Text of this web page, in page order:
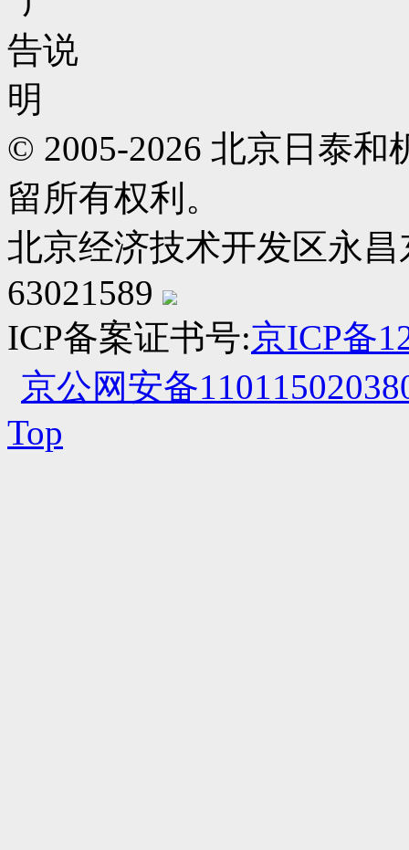
© 2005-2026 北京日泰
留所有权利。
北京经济技术开发区永
63021589
ICP备案证书号:京ICP备
京公网安备
Top